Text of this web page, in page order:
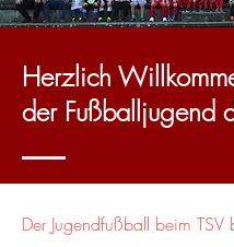
Herzlich
der Fußballjugend
Der Jugendfußball beim TSV